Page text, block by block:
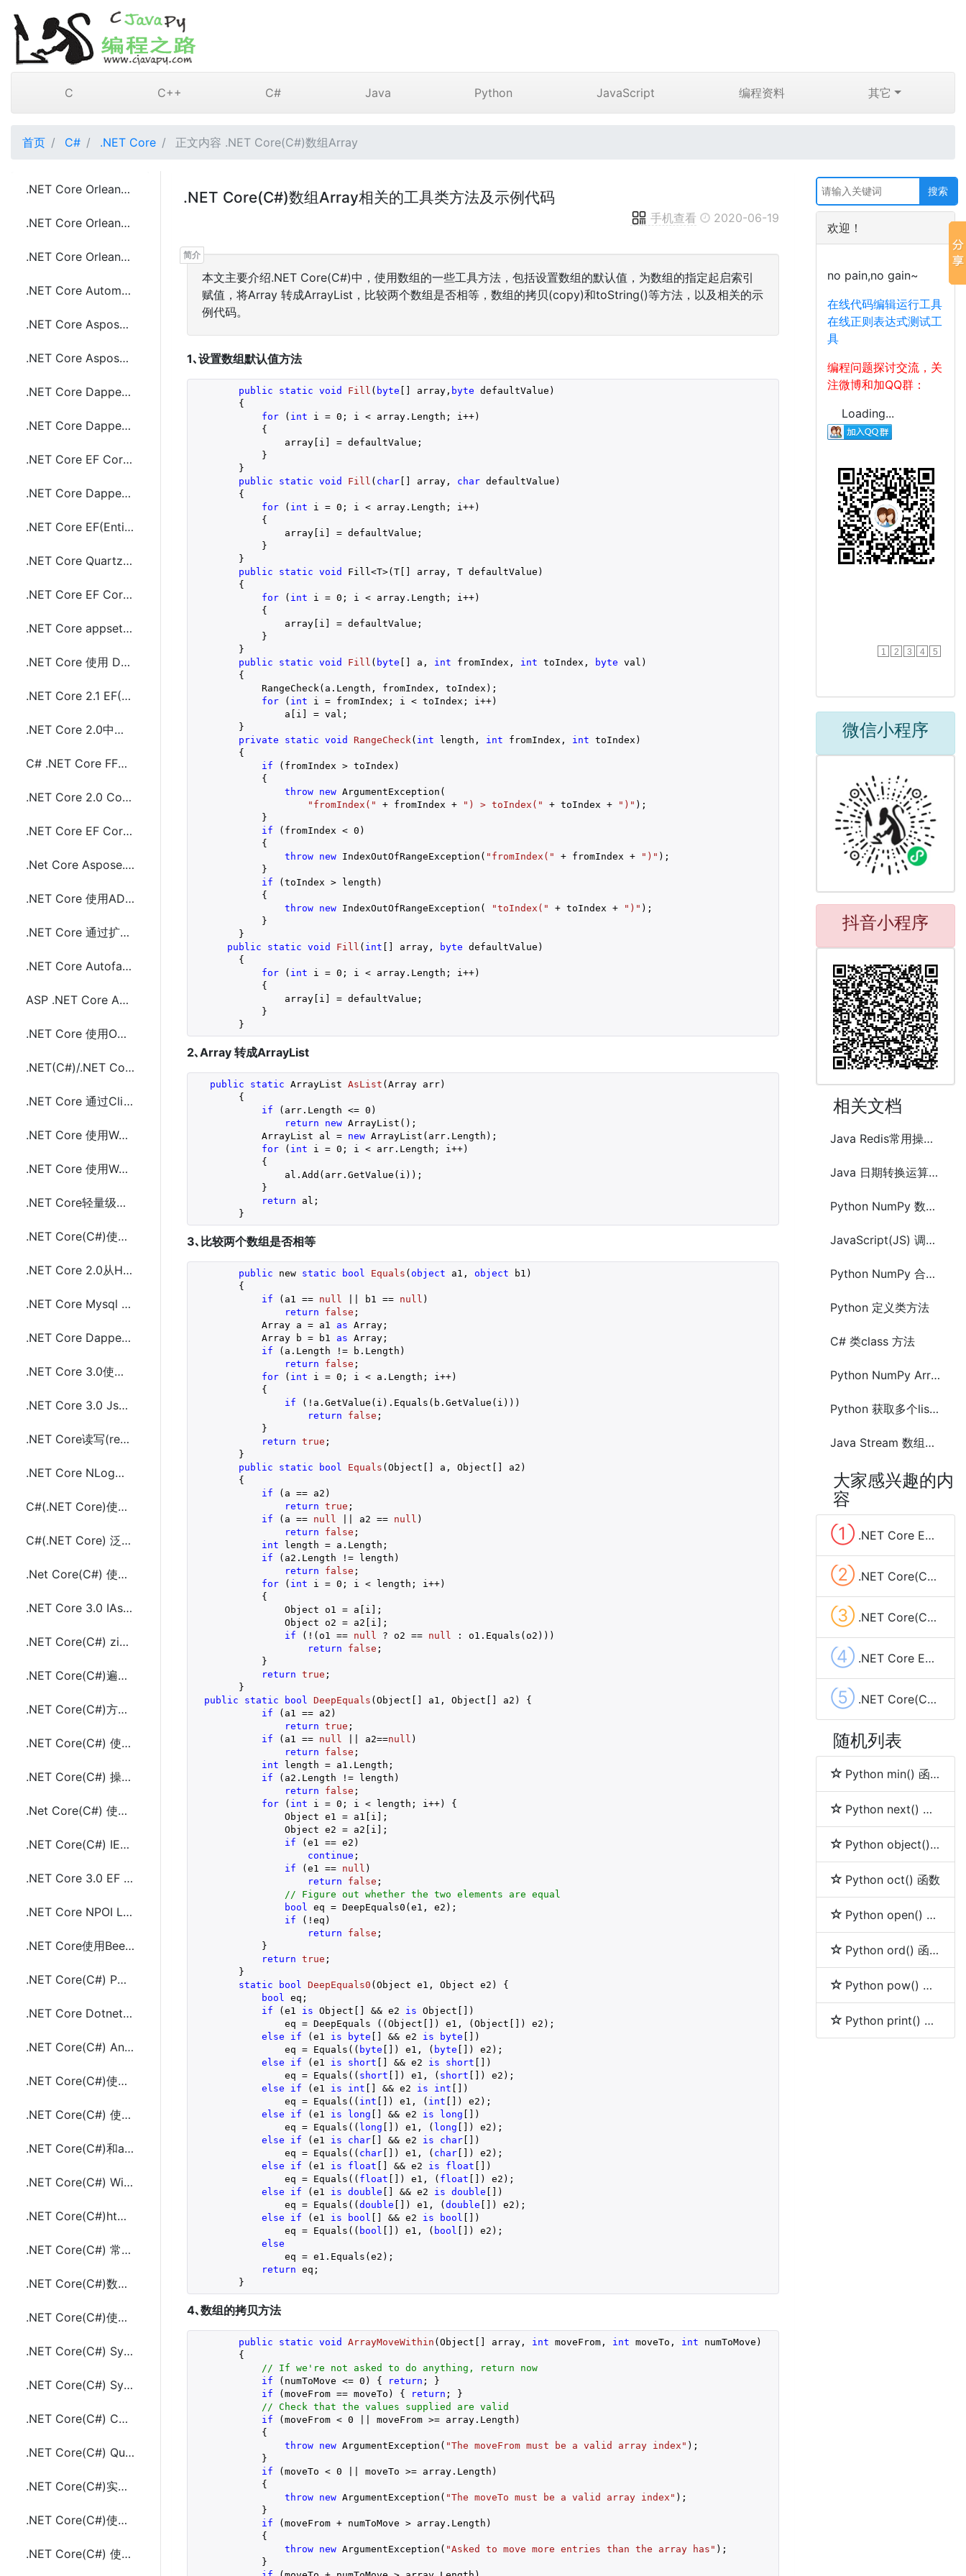
C C++ C# Java Python JavaScript 编程资料 其它
首页 C# .NET Core 正文内容 .NET Core(C#)数组Array
.NET Core Orleans框架介绍
.NET Core Orleans框架的优点
.NET Core Orleans中Grains的介绍
.NET Core Automapper 指定自定义映射规则的方法
.NET Core Aspose Word(.doc,docx)转成pdf文件
.NET Core Aspose Word(.doc,docx)文件加水印
.NET Core Dapper(ORM) 执行sql语句和事物(Transaction)
.NET Core Dapper返回存储过程输出(output)参数
.NET Core EF Core实现left join查询
.NET Core Dapper操作Sybase数据库
.NET Core EF(Entity Framework) Core 自动创建数据库
.NET Core Quartz使用cron表达式实现定时任务
.NET Core EF Core(Entity Framework) 实现分组查询(group by)
.NET Core appsettings.json 获取数据库连接字符串
.NET Core 使用 DotnetSpider 抓取页面教程
.NET Core 2.1 EF(Entity Framework) Core Sqlite配置和使用分享
.NET Core 2.0中使用gmail发送电子邮件
C# .NET Core FFmpeg 视频转成图片代码分享
.NET Core 2.0 Console(控制台)项目 Microsoft.Extensions.Logging NLog配置使用
.NET Core EF Core(Entity Framework Core)去掉重复数据(distinct)
.Net Core Aspose.Cells创建和读取Excel(.xls,.xlsx)数据
.NET Core 使用ADO.NET连接操作MySQL数据库
.NET Core 通过扩展方法实现密码字符串加密(Sha256和Sha512)
.NET Core Autofac 4.0的配置和使用示例代码
ASP .NET Core Autofac 4.0使用ContainerBuilder(Populate)配置和示例代码
.NET Core 使用ODP.NET Core连接操作Oracle数据库
.NET(C#)/.NET Core 不安装MS Office实现创建Excel(.XLS和.XLSX)文件
.NET Core 通过CliWrap(Cli)调用系统命令(cmd、sh)方法
.NET Core 使用WCF的替代方案(IpcServiceFramework)
.NET Core 使用WCF的替代方案(gRPC)
.NET Core轻量级进程间通信框架IpcServiceFramework的使用
.NET Core(C#)使用sharpcompress压缩解压文件(.rar,.zip,tar.bz2,.7z,.tar.gz)
.NET Core 2.0从HttpContext中获取Access Token的方法及代码
.NET Core Mysql EF Core中通过dotnet命令Code First创建生成数据库
.NET Core Dapper连接MySQL执行Sql语句增删改查代码
.NET Core 3.0使用JsonSerializer(System.Text.Json)序列化和反序列化JSON
.NET Core 3.0 JsonSerializer中Utf8JsonWriter和Utf8JsonReader使用及示例
.NET Core读写(read/write)文本文件(.txt)方法代码及示例代码
.NET Core NLog使用SQLite记录Log日志配置及示例代码
C#(.NET Core)使用泛型<T>实现类型数据缓存方法及示例代码
C#(.NET Core) 泛型<T>中协变(covariant)和逆变(contravariant)的使用
.Net Core(C#) 使用WebClient执行请求时配置cookie的方法及示例代码
.NET Core 3.0 IAsyncEnumerable<T>的使用及示例代码
.NET Core(C#) zip unzip压缩解压.zip包文件及文件夹
.NET Core(C#)遍历字典(Dictionary<TKey,TValue>)常用方法及示例代码
.NET Core(C#)方法返回多个的值方法及示例代码
.NET Core(C#) 使用sha256和sha512计算文件哈希值(hash)
.NET Core(C#) 操作selenium(Chrome)对网页截完整页面长图的方法及示例代码
.Net Core(C#) 使用StackTrace或StackFrame获取方法的调用者方法所在类的类名
.NET Core(C#) IEqualityComparer<in T>接口的使用方法及示例代码
.NET Core 3.0 EF Core使用include外键条件过滤的方法
.NET Core NPOI Linux上配置使用及生成Word和Excel文件示例代码
.NET Core使用BeetleX.ConcurrentTest进行Web API并发压力测试
.NET Core(C#) POST JSON数据和Form表单的方法及示例代码
.NET Core DotnetSpider简单实现爬取页面示例代码
.NET Core(C#) AngleSharp 解析百度和谷歌搜索结果html(链接、标题、描述)
.NET Core(C#)使用AngleSharp下载网页源码及资源文件(html,css,js,jpg等图片)
.NET Core(C#) 使用AngleSharp生成自动缩进格式化的html方法
.NET Core(C#)和aes.js实现AES(Crypto)加密和解密的示例代码
.NET Core(C#) Windows和Linux上重新宽带拨号(PPPoE)实现换IP的方法及示例代码
.NET Core(C#)html和url字符串编解码方法(HtmlDecode、HtmlEncode、UrlDecode、UrlEncode)
.NET Core(C#) 常用字符串加解密工具类(MD5,DES,AES,Base64,SHA256)
.NET Core(C#)数组Array相关的工具类方法及示例代码
.NET Core(C#)使用Titanium.Web.Proxy实现Http(s)代理监控请求的方法及示例代码
.NET Core(C#) System.Threading.Timer使用实现定时任务及示例代码
.NET Core(C#) System.Timers.Timer使用实现定时任务及示例代码
.NET Core(C#) Console控制台项目中使用DI依赖注入(ConfigureServices）
.NET Core(C#) Quartz.NET实现定时任务的方法及示例代码
.NET Core(C#)实现定时任务的三种方法(Timer、Quartz.NET、sleep和Task)
.NET Core(C#)使用DI依赖注入通过构造函数传参的方法及示例代码
.NET Core(C#) 使用NPOI读写Excel(.xls,.xlsx)示例代码(不用安装Office)
.NET Core(C#)数组Array相关的工具类方法及示例代码
手机查看 2020-06-19
本文主要介绍.NET Core(C#)中，使用数组的一些工具方法，包括设置数组的默认值，为数组的指定起启索引
赋值，将Array 转成ArrayList，比较两个数组是否相等，数组的拷贝(copy)和toString()等方法，以及相关的示
例代码。
1､设置数组默认值方法
public static void Fill ( byte [] array, byte defaultValue )
{
for ( int i = 0 ; i < array.Length; i++)
            {
                array[i] = defaultValue;
            }
        }
public
static void Fill ( char[] array, char defaultValue )
{
for ( int i = 0 ; i < array.Length; i++)
            {
                array[i] = defaultValue;
            }
        }
public
static void Fill<T>(T[] array, T defaultValue)
        {
for ( int i = 0 ; i < array.Length; i++)
            {
                array[i] = defaultValue;
            }
        }
public
static void Fill ( byte [] a, int fromIndex, int toIndex, byte val )
{
            RangeCheck(a.Length, fromIndex, toIndex);
for ( int i = fromIndex; i < toIndex; i++)
                a[i] = val;
        }
private
static void RangeCheck ( int length, int fromIndex, int toIndex )
{
if (fromIndex > toIndex)
            {
throw
new ArgumentException(
"fromIndex(" + fromIndex + ") > toIndex(" + toIndex + ")" );
            }
if (fromIndex < 0 )
            {
throw
new IndexOutOfRangeException( "fromIndex(" + fromIndex + ")" );
            }
if (toIndex > length)
            {
throw
new IndexOutOfRangeException( "toIndex(" + toIndex + ")" );
            }
        }
public
static void Fill ( int [] array, byte defaultValue )
{
for ( int i = 0 ; i < array.Length; i++)
            {
                array[i] = defaultValue;
            }
        }
2､Array 转成ArrayList
public static ArrayList AsList (Array arr)
{
if (arr.Length <= 0 )
return
new ArrayList();
            ArrayList al =
new ArrayList(arr.Length);
for ( int i = 0 ; i < arr.Length; i++)
            {
                al.Add(arr.GetValue(i));
            }
return al;
        }
3､比较两个数组是否相等
public new static bool Equals (object a1, object b1 )
{
if (a1 == null || b1 == null )
return
false ;
            Array a = a1
as Array;
            Array b = b1
as Array;
if (a.Length != b.Length)
return
false ;
for ( int i = 0 ; i < a.Length; i++)
            {
if (!a.GetValue(i).Equals(b.GetValue(i)))
return
false ;
            }
return true ;
        }
public
static bool Equals (Object[] a, Object[] a2 )
{
if (a == a2)
return true ;
if (a == null || a2 == null )
return
false ;
int length = a.Length;
if (a2.Length != length)
return
false ;
for ( int i = 0 ; i < length; i++)
            {
                Object o1 = a[i];
                Object o2 = a2[i];
if (!(o1 == null ? o2 == null
: o1.Equals(o2)))
return
false ;
            }
return true ;
        }
public
static bool DeepEquals (Object[] a1, Object[] a2 ) {
if (a1 == a2)
return true ;
if (a1 == null || a2==null )
return
false ;
int length = a1.Length;
if (a2.Length != length)
return
false ;
for ( int i = 0 ; i < length; i++) {
                Object e1 = a1[i];
                Object e2 = a2[i];
if (e1 == e2)
continue ;
if (e1 == null )
return
false ;
// Figure out whether the two elements are equal
bool
eq = DeepEquals0(e1, e2);
if (!eq)
return
false ;
            }
return true ;
        }
static
bool DeepEquals0 (Object e1, Object e2 ) {
bool
eq;
if (e1 is Object[] && e2 is Object[])
                eq = DeepEquals ((Object[]) e1, (Object[]) e2);
else
if (e1 is byte [] && e2 is byte [])
                eq = Equals((
byte []) e1, ( byte []) e2);
else
if (e1 is short [] && e2 is short [])
                eq = Equals((
short []) e1, ( short []) e2);
else
if (e1 is int [] && e2 is int [])
                eq = Equals((
int []) e1, ( int []) e2);
else
if (e1 is long [] && e2 is long [])
                eq = Equals((
long []) e1, ( long []) e2);
else
if (e1 is char[] && e2 is char[])
                eq = Equals((
char[]) e1, ( char[]) e2);
else
if (e1 is float [] && e2 is float [])
                eq = Equals((
float []) e1, ( float []) e2);
else
if (e1 is double [] && e2 is double [])
                eq = Equals((
double []) e1, (double []) e2);
else
if (e1 is bool [] && e2 is bool [])
                eq = Equals((
bool []) e1, ( bool []) e2);
else
                eq = e1.Equals(e2);
return eq;
        }
4､数组的拷贝方法
public static void ArrayMoveWithin (Object[] array, int moveFrom, int moveTo, int numToMove )
{
// If we're not asked to do anything, return now
if (numToMove <= 0 ) { return ; }
if (moveFrom == moveTo) { return ; }
// Check that the values supplied are valid
if (moveFrom < 0 || moveFrom >= array.Length)
            {
throw
new ArgumentException( "The moveFrom must be a valid array index" );
            }
if (moveTo < 0 || moveTo >= array.Length)
            {
throw
new ArgumentException( "The moveTo must be a valid array index" );
            }
if (moveFrom + numToMove > array.Length)
            {
throw
new ArgumentException( "Asked to move more entries than the array has" );
            }
欢迎！
no pain,no gain~
在线代码编辑运行工具
在线正则表达式测试工
具
编程问题探讨交流，关
注微博和加QQ群：
Loading...
1 2 3 4 5
微信小程序
抖音小程序
相关文档
Java Redis常用操作工具类
Java 日期转换运算工具类
Python NumPy 数组(Array)切片
JavaScript(JS) 调试代码方法及工具
Python NumPy 合并数组和分割数组
Python 定义类方法
C# 类class 方法
Python NumPy Array(数组) copy vs view
Python 获取多个list数组的交集的方法
Java Stream 数组Array及列表(List)相互转换的方法
大家感兴趣的内
容
① .NET Core EF Core(Entity Framework) 实现分组查询(group by)
② .NET Core(C#)实现定时任务的三种方法(Timer、Quartz.NET、sleep和Task)
③ .NET Core(C#)使用sharpcompress压缩解压文件(.rar,.zip,tar.bz2,.7z,.tar.gz)
④ .NET Core EF Core实现left join查询
⑤ .NET Core(C#) System.Timers.Timer使用实现定时任务及示例代码
随机列表
Python min() 函数
Python next() 函数
Python object() 函数
Python oct() 函数
Python open() 函数
Python ord() 函数
Python pow() 函数
Python print() 函数